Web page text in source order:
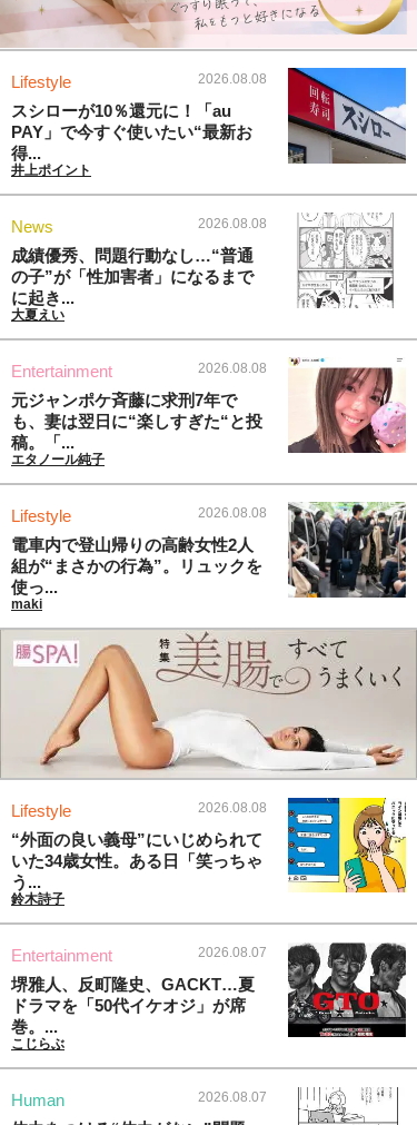
Lifestyle 2026.08.08
スシローが10％還元に！「au
PAY」で今すぐ使いたい“最新お
得...
井上ポイント
News 2026.08.08
成績優秀、問題行動なし…“普通
の子”が「性加害者」になるまで
に起き...
大夏えい
Entertainment 2026.08.08
元ジャンポケ斉藤に求刑7年で
も、妻は翌日に“楽しすぎた“と投
稿。「...
エタノール純子
Lifestyle 2026.08.08
電車内で登山帰りの高齢女性2人
組が“まさかの行為”。リュックを
使っ...
maki
Lifestyle 2026.08.08
“外面の良い義母”にいじめられて
いた34歳女性。ある日「笑っちゃ
う...
鈴木詩子
Entertainment 2026.08.07
堺雅人、反町隆史、GACKT…夏
ドラマを「50代イケオジ」が席
巻。...
こじらぶ
Human 2026.08.07